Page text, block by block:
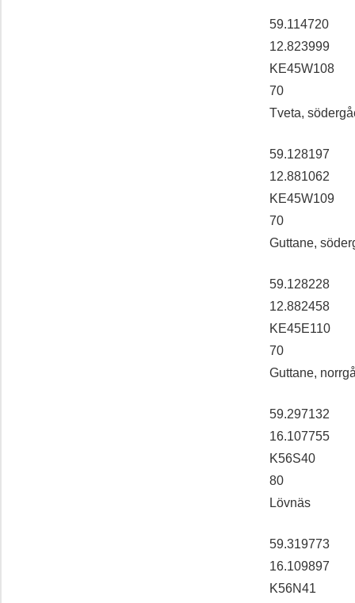
59.114720
12.823999
KE45W108
70
Tveta,
59.128197
12.881062
KE45W109
70
Guttane,
59.128228
12.882458
KE45E110
70
Guttane,
59.297132
16.107755
K56S40
80
Lövnäs
59.319773
16.109897
K56N41